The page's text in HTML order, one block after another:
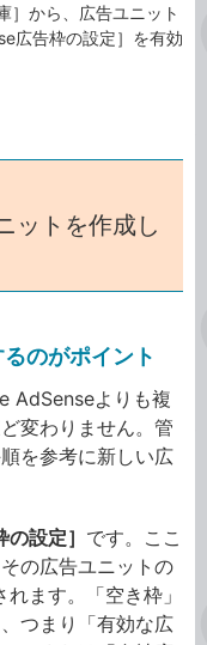
］から、広告ユニット
広告枠の設定］を有効
ットを作成し
のがポイント
AdSenseよりも複
変わりません。管
を参考に新しい広
設定］ です。ここ
の広告ユニットの
れます。「空き枠」
つまり「有効な広